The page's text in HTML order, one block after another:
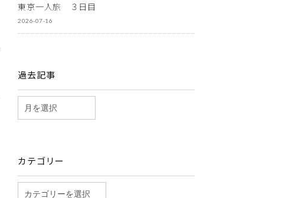
東京一人旅 ３日目
2026-07-16
過去記事
カテゴリー